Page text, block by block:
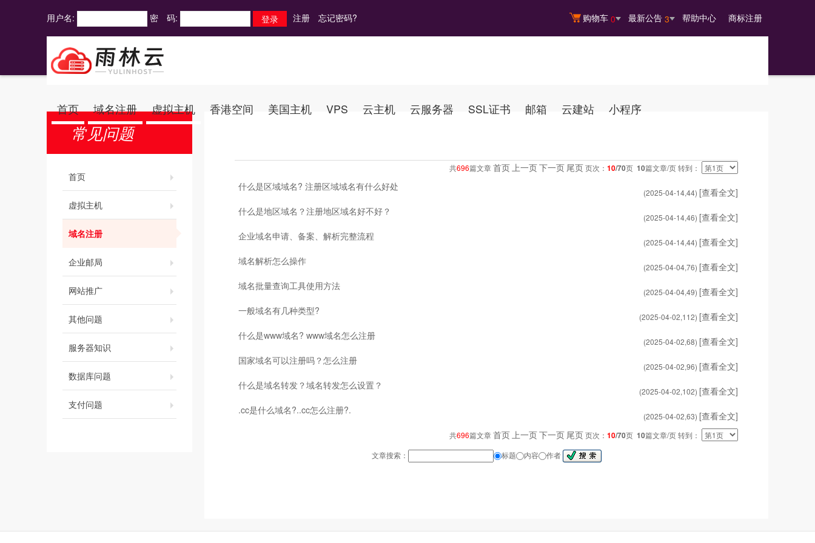
购物车 0 最新公告 3 帮助中心 商标注册
用户名: 密 码: 注册 忘记密码?
首页 域名注册 虚拟主机 香港空间 美国主机 VPS 云主机 云服务器 SSL证书 邮箱 云建站 小程序
常见问题
首页
虚拟主机
域名注册
企业邮局
网站推广
其他问题
服务器知识
数据库问题
支付问题
共696篇文章首页上一页下一页 尾页页次： 10/70页 10篇文章/页 转到：
什么是区域域名? 注册区域域名有什么好处
(2025-04-14,44) [查看全文]
什么是地区域名？注册地区域名好不好？
(2025-04-14,46) [查看全文]
企业域名申请、备案、解析完整流程
(2025-04-14,44) [查看全文]
域名解析怎么操作
(2025-04-04,76) [查看全文]
域名批量查询工具使用方法
(2025-04-04,49) [查看全文]
一般域名有几种类型?
(2025-04-02,112) [查看全文]
什么是www域名? www域名怎么注册
(2025-04-02,68) [查看全文]
国家域名可以注册吗？怎么注册
(2025-04-02,96) [查看全文]
什么是域名转发？域名转发怎么设置？
(2025-04-02,102) [查看全文]
.cc是什么域名?..cc怎么注册?.
(2025-04-02,63) [查看全文]
共696篇文章首页上一页下一页 尾页页次： 10/70页 10篇文章/页 转到：
文章搜索：
标题 内容 作者